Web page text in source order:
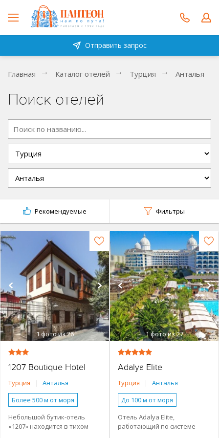
Отправить запрос
Главная Каталог отелей Турция Анталья
Поиск отелей
Рекомендуемые Фильтры
1 фото из 26
1207 Boutique Hotel
Турция
Анталья
Более 500 м от моря
Наличие туристической
инфраструктуры рядом
Небольшой бутик-отель
«1207» находится в тихом
1фото из 27
Adalya Elite
Турция
Анталья
До 100 м от моря
Основное здание
Семейные номера
Отель Adalya Elite,
работающий по системе